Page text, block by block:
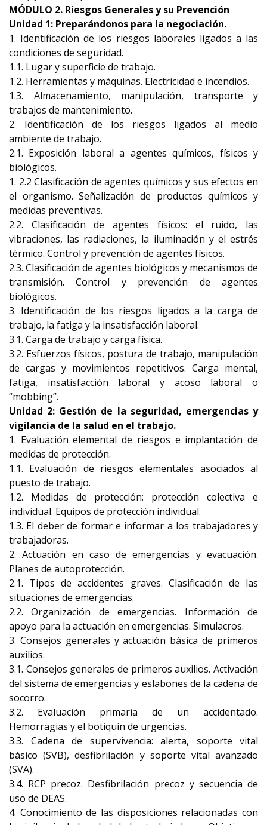
MÓDULO 2. Riesgos Generales y su Prevención
Unidad 1: Preparándonos para la negociación.
1. Identificación de los riesgos laborales ligados a las
condiciones de seguridad.
1.1. Lugar y superficie de trabajo.
1.2. Herramientas y máquinas. Electricidad e incendios.
1.3. Almacenamiento, manipulación, transporte y
trabajos de mantenimiento.
2. Identificación de los riesgos ligados al medio
ambiente de trabajo.
2.1. Exposición laboral a agentes químicos, físicos y
biológicos.
1. 2.2 Clasificación de agentes químicos y sus efectos en
el organismo. Señalización de productos químicos y
medidas preventivas.
2.2. Clasificación de agentes físicos: el ruido, las
vibraciones, las radiaciones, la iluminación y el estrés
térmico. Control y prevención de agentes físicos.
2.3. Clasificación de agentes biológicos y mecanismos de
transmisión. Control y prevención de agentes
biológicos.
3. Identificación de los riesgos ligados a la carga de
trabajo, la fatiga y la insatisfacción laboral.
3.1. Carga de trabajo y carga física.
3.2. Esfuerzos físicos, postura de trabajo, manipulación
de cargas y movimientos repetitivos. Carga mental,
fatiga, insatisfacción laboral y acoso laboral o
“mobbing”.
Unidad 2: Gestión de la seguridad, emergencias y
vigilancia de la salud en el trabajo.
1. Evaluación elemental de riesgos e implantación de
medidas de protección.
1.1. Evaluación de riesgos elementales asociados al
puesto de trabajo.
1.2. Medidas de protección: protección colectiva e
individual. Equipos de protección individual.
1.3. El deber de formar e informar a los trabajadores y
trabajadoras.
2. Actuación en caso de emergencias y evacuación.
Planes de autoprotección.
2.1. Tipos de accidentes graves. Clasificación de las
situaciones de emergencias.
2.2. Organización de emergencias. Información de
apoyo para la actuación en emergencias. Simulacros.
3. Consejos generales y actuación básica de primeros
auxilios.
3.1. Consejos generales de primeros auxilios. Activación
del sistema de emergencias y eslabones de la cadena de
socorro.
3.2. Evaluación primaria de un accidentado.
Hemorragias y el botiquín de urgencias.
3.3. Cadena de supervivencia: alerta, soporte vital
básico (SVB), desfibrilación y soporte vital avanzado
(SVA).
3.4. RCP precoz. Desfibrilación precoz y secuencia de
uso de DEAS.
4. Conocimiento de las disposiciones relacionadas con